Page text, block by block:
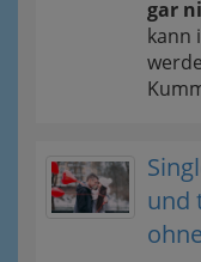
gar
kann
und